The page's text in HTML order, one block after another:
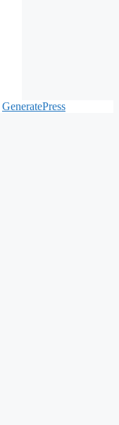
GeneratePress